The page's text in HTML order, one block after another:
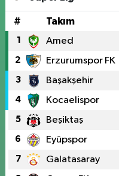
# Takım
1 Amed
2 Erzurumspor FK
3 Başakşehir
4 Kocaelispor
5 Beşiktaş
6 Eyüpspor
7 Galatasaray